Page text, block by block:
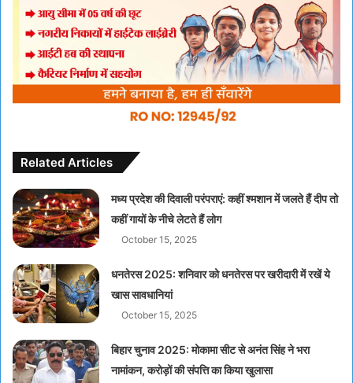
Related Articles
मध्य प्रदेश की दिवाली परंपराएं: कहीं श्मशान में जलते हैं दीप तो
कहीं गायों के नीचे लेटते हैं लोग
October 15, 2025
धनतेरस 2025: शनिवार को धनतेरस पर खरीदारी में रखें ये
खास सावधानियां
October 15, 2025
बिहार चुनाव 2025: मोकामा सीट से अनंत सिंह ने भरा
नामांकन, करोड़ों की संपत्ति का किया खुलासा